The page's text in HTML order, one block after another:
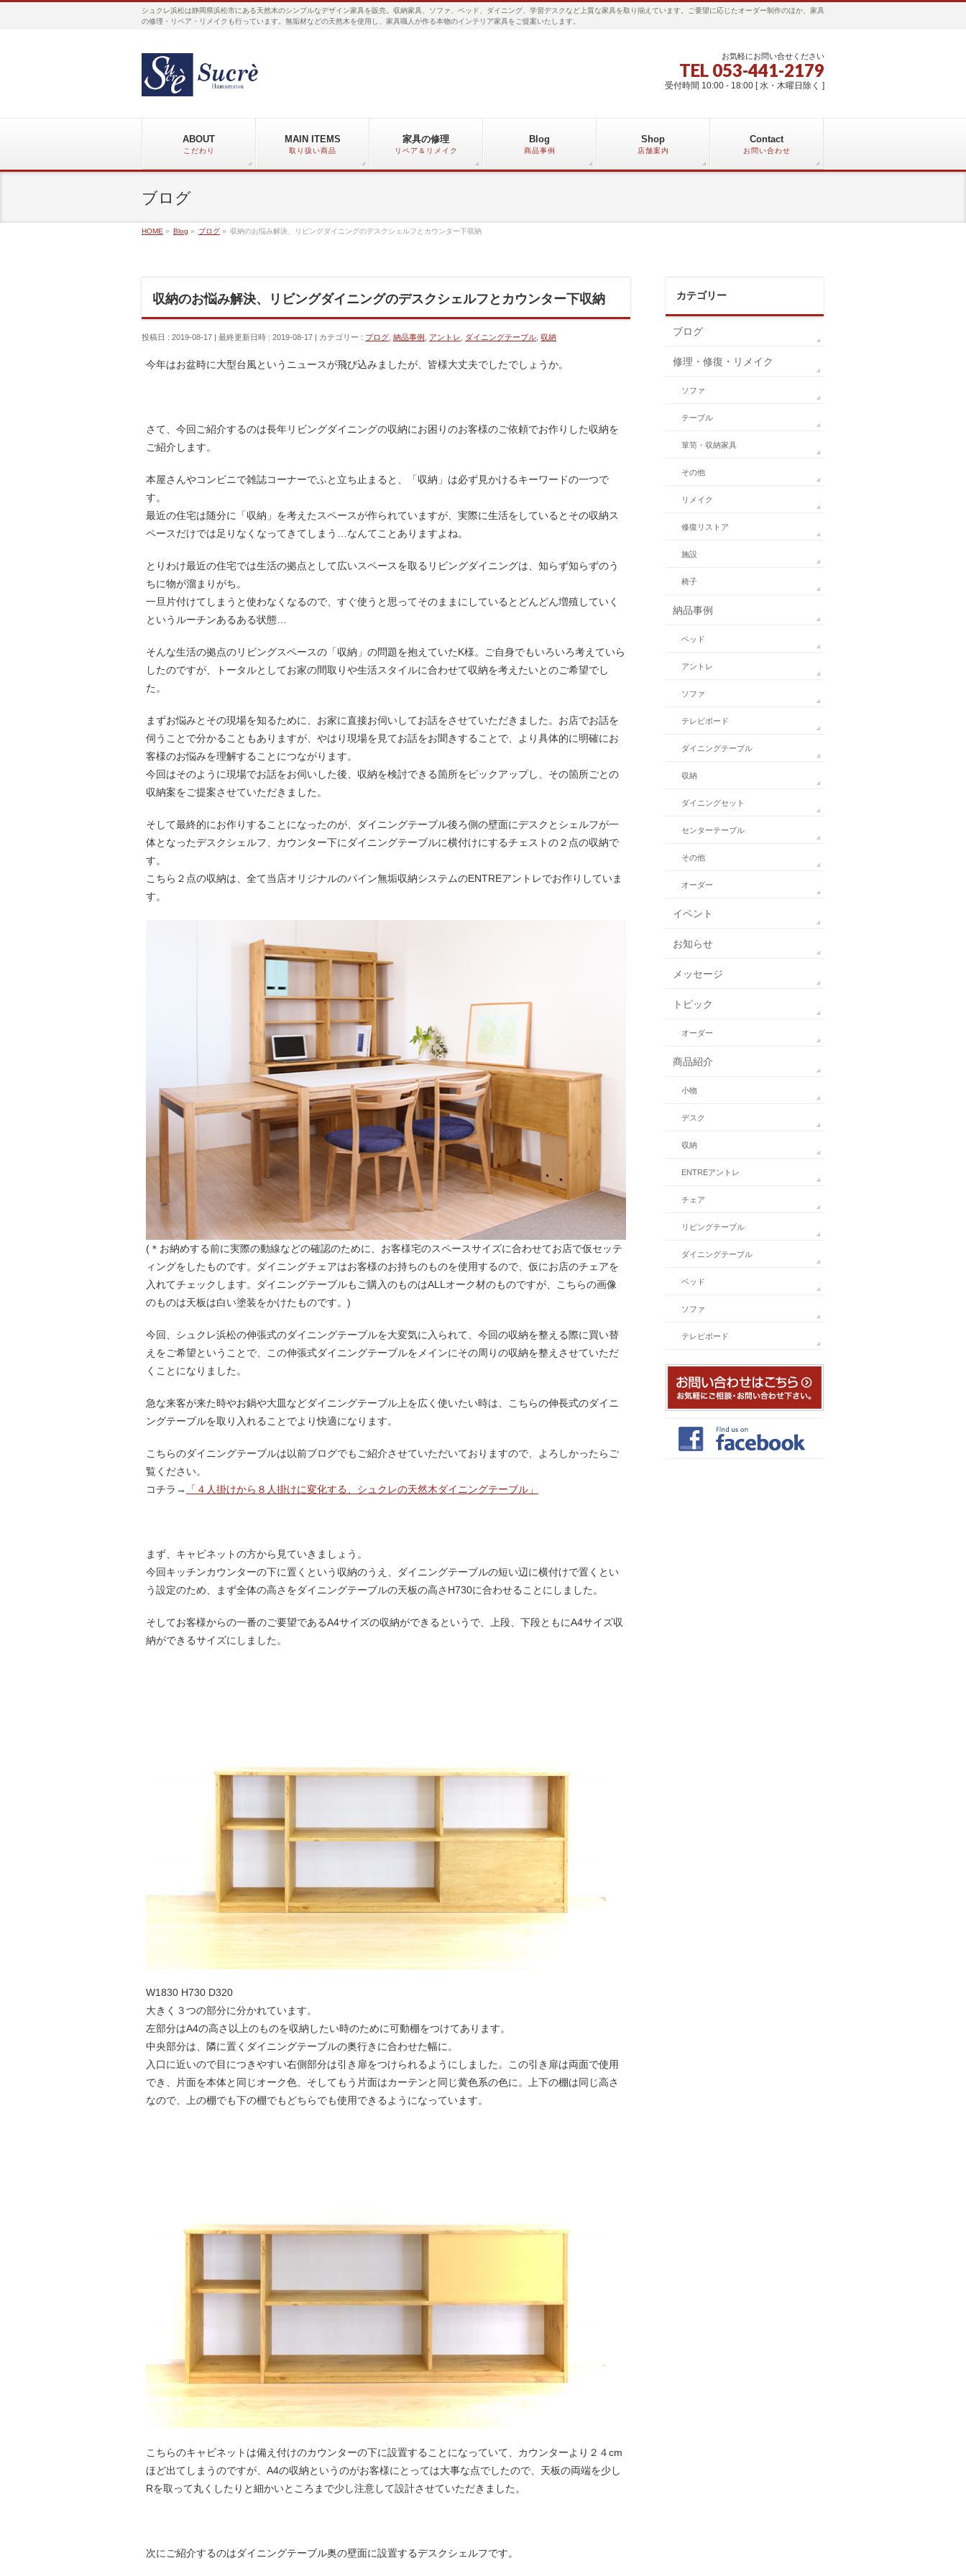
シュクレ浜松は静岡県浜松市にある天然木のシンプルなデザイン家具を販売。収納家具、ソファ、ベッド、ダイニング、学習デスクなど上質な家具を取り揃えています。ご要望に応じたオーダー制作のほか、家具
の修理・リペア・リメイクも行っています。無垢材などの天然木を使用し、家具職人が作る本物のインテリア家具をご提案いたします。
お気軽にお問い合せください
TEL 053-441-2179
受付時間 10:00 - 18:00 [ 水・木曜日除く ]
ABOUT
こだわり
MAIN ITEMS
取り扱い商品
家具の修理
リペア＆リメイク
Blog
商品事例
Shop
店舗案内
Contact
お問い合わせ
ブログ
HOME » Blog » ブログ » 収納のお悩み解決、リビングダイニングのデスクシェルフとカウンター下収納
収納のお悩み解決、リビングダイニングのデスクシェルフとカウンター下収納
投稿日 : 2019-08-17 最終更新日時 : 2019-08-17 カテゴリー : ブログ 納品事例 アントレ ダイニングテーブル 収納
今年はお盆時に大型台風というニュースが飛び込みましたが、皆様大丈夫でしたでしょうか。
さて、今回ご紹介するのは長年リビングダイニングの収納にお困りのお客様のご依頼でお作りした収納を
ご紹介します。
本屋さんやコンビニで雑誌コーナーでふと立ち止まると、「収納」は必ず見かけるキーワードの一つで
す。
最近の住宅は随分に「収納」を考えたスペースが作られていますが、実際に生活をしているとその収納ス
ペースだけでは足りなくなってきてしまう…なんてことありますよね。
とりわけ最近の住宅では生活の拠点として広いスペースを取るリビングダイニングは、知らず知らずのう
ちに物が溜まりがち。
一旦片付けてしまうと使わなくなるので、すぐ使うと思ってそのままにしているとどんどん増殖していく
というルーチンあるある状態…
そんな生活の拠点のリビングスペースの「収納」の問題を抱えていたK様。ご自身でもいろいろ考えていら
したのですが、トータルとしてお家の間取りや生活スタイルに合わせて収納を考えたいとのご希望でし
た。
まずお悩みとその現場を知るために、お家に直接お伺いしてお話をさせていただきました。お店でお話を
伺うことで分かることもありますが、やはり現場を見てお話をお聞きすることで、より具体的に明確にお
客様のお悩みを理解することにつながります。
今回はそのように現場でお話をお伺いした後、収納を検討できる箇所をピックアップし、その箇所ごとの
収納案をご提案させていただきました。
そして最終的にお作りすることになったのが、ダイニングテーブル後ろ側の壁面にデスクとシェルフが一
体となったデスクシェルフ、カウンター下にダイニングテーブルに横付けにするチェストの２点の収納で
す。
こちら２点の収納は、全て当店オリジナルのパイン無垢収納システムのENTREアントレでお作りしていま
す。
(＊お納めする前に実際の動線などの確認のために、お客様宅のスペースサイズに合わせてお店で仮セッテ
ィングをしたものです。ダイニングチェアはお客様のお持ちのものを使用するので、仮にお店のチェアを
入れてチェックします。ダイニングテーブルもご購入のものはALLオーク材のものですが、こちらの画像
のものは天板は白い塗装をかけたものです。)
今回、シュクレ浜松の伸張式のダイニングテーブルを大変気に入られて、今回の収納を整える際に買い替
えをご希望ということで、この伸張式ダイニングテーブルをメインにその周りの収納を整えさせていただ
くことになりました。
急な来客が来た時やお鍋や大皿などダイニングテーブル上を広く使いたい時は、こちらの伸長式のダイニ
ングテーブルを取り入れることでより快適になります。
こちらのダイニングテーブルは以前ブログでもご紹介させていただいておりますので、よろしかったらご
覧ください。
コチラ→
「４人掛けから８人掛けに変化する、シュクレの天然木ダイニングテーブル」
まず、キャビネットの方から見ていきましょう。
今回キッチンカウンターの下に置くという収納のうえ、ダイニングテーブルの短い辺に横付けで置くとい
う設定のため、まず全体の高さをダイニングテーブルの天板の高さH730に合わせることにしました。
そしてお客様からの一番のご要望であるA4サイズの収納ができるというで、上段、下段ともにA4サイズ収
納ができるサイズにしました。
W1830 H730 D320
大きく３つの部分に分かれています。
左部分はA4の高さ以上のものを収納したい時のために可動棚をつけてあります。
中央部分は、隣に置くダイニングテーブルの奥行きに合わせた幅に。
入口に近いので目につきやすい右側部分は引き扉をつけられるようにしました。この引き扉は両面で使用
でき、片面を本体と同じオーク色、そしてもう片面はカーテンと同じ黄色系の色に。上下の棚は同じ高さ
なので、上の棚でも下の棚でもどちらでも使用できるようになっています。
こちらのキャビネットは備え付けのカウンターの下に設置することになっていて、カウンターより２４cm
ほど出てしまうのですが、A4の収納というのがお客様にとっては大事な点でしたので、天板の両端を少し
Rを取って丸くしたりと細かいところまで少し注意して設計させていただきました。
次にご紹介するのはダイニングテーブル奥の壁面に設置するデスクシェルフです。
カテゴリー
ブログ
修理・修復・リメイク
ソファ
テーブル
箪笥・収納家具
その他
リメイク
修復リストア
施設
椅子
納品事例
ベッド
アントレ
ソファ
テレビボード
ダイニングテーブル
収納
ダイニングセット
センターテーブル
その他
オーダー
イベント
お知らせ
メッセージ
トピック
オーダー
商品紹介
小物
デスク
収納
ENTREアントレ
チェア
リビングテーブル
ダイニングテーブル
ベッド
ソファ
テレビボード